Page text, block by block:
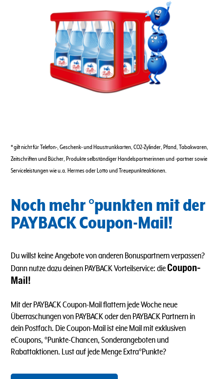
* gilt nicht für Telefon-, Geschenk- und Haustrunkkarten, CO2-Zylinder, Pfand, Tabakwaren,
Zeitschriften und Bücher, Produkte selbständiger Handelspartnerinnen und -partner sowie
Serviceleistungen wie u.a. Hermes oder Lotto und Treuepunkteaktionen.
Noch mehr °punkten mit der
PAYBACK Coupon-Mail!
Du willst keine Angebote von anderen Bonuspartnern verpassen?
Dann nutze dazu deinen PAYBACK Vorteilservice: dieCoupon-
Mail!
Mit der PAYBACK Coupon-Mail flattern jede Woche neue
Überraschungen von PAYBACK oder den PAYBACK Partnern in
dein Postfach. Die Coupon-Mail ist eine Mail mit exklusiven
eCoupons, °Punkte-Chancen, Sonderangeboten und
Rabattaktionen. Lust auf jede Menge Extra°Punkte?